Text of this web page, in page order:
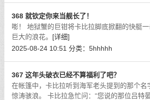
368 就钦定你来当舰长了！
嘭！ 地狱蟹的巨钳将卡比拉脚底掀翻的快艇
巨大的浪花。 [详细]
2025-08-24 10:51 分类： 5hhhhh
367 这年头破衣已经不算福利了吧？
在帐篷中，卡比拉听到海军老头提到的那个名
惊涛骇浪。 卡比拉急忙问：“您说的那位吕特